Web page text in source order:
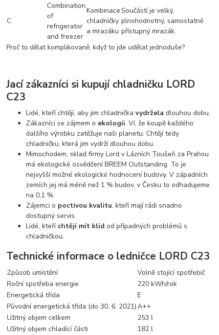
C
Combination
of
refrigerator
and freezer
Kombinace
chladničky
a mrazáku
Součástí je velký,
plnohodnotný, samostatně
přístupný mrazák.
Proč to dělat komplikovaně, když to jde udělat jednoduše?
Jací zákazníci si kupují chladničku LORD
C23
Lidé, kteří chtějí, aby jim chladničkavydržela dlouhou dobu.
Zákazníci se zájmem o ekologii. Ví, že koupě každého
dalšího výrobku zatěžuje naši planetu. Chtějí tedy
chladničku, která jim vydrží dlouhou dobu.
Mimochodem, sklad firmy Lord v Lázních Toušeň za Prahou
má ekologické osvědčení BREEM Outstanding. To je
nejvyšší možné ekologické hodnocení budovy. V západních
zemích jej má méně než 1 % budov, v Česku to odhadujeme
na 0,1 %.
Zájemci o poctivou kvalitu, kteří mají rádi snadno
dostupný servis.
Lidé, kteří chtějí mít klid od případných problémů s
chladničkou.
Technické informace o ledničce LORD C23
Způsob umístění
Volně stojící spotřebič
Roční spotřeba energie
220 kWh/rok
Energetická třída
E
Původní energetická třída (do 30. 6. 2021)A++
Užitný objem celkem
253 l
Užitný objem chladící části
182 l